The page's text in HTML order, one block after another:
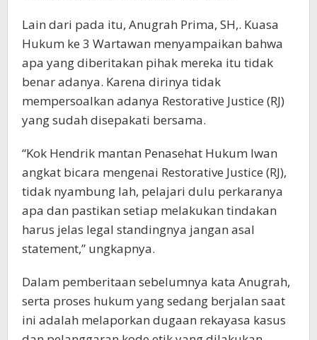
Lain dari pada itu, Anugrah Prima, SH,. Kuasa
Hukum ke 3 Wartawan menyampaikan bahwa
apa yang diberitakan pihak mereka itu tidak
benar adanya. Karena dirinya tidak
mempersoalkan adanya Restorative Justice (RJ)
yang sudah disepakati bersama.
“Kok Hendrik mantan Penasehat Hukum Iwan
angkat bicara mengenai Restorative Justice (RJ),
tidak nyambung lah, pelajari dulu perkaranya
apa dan pastikan setiap melakukan tindakan
harus jelas legal standingnya jangan asal
statement,” ungkapnya.
Dalam pemberitaan sebelumnya kata Anugrah,
serta proses hukum yang sedang berjalan saat
ini adalah melaporkan dugaan rekayasa kasus